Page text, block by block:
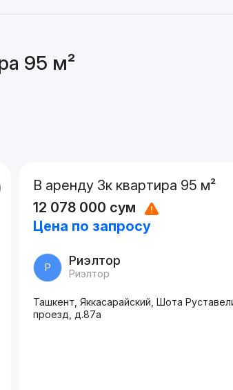
95 м²
В аренду 3к квартира 95 м²
12 078 000 сум
Цена по запросу
Р Риэлтор
Риэлтор
Ташкент, Яккасарайский, Шота
проезд, д.87a